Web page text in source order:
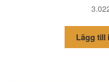
Lägg till